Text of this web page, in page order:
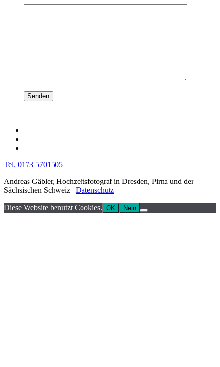
Tel. 0173 5701505
Andreas Gäbler, Hochzeitsfotograf in Dresden, Pirna und der
Sächsischen Schweiz | Datenschutz
Diese Website benutzt Cookies. OK Nein